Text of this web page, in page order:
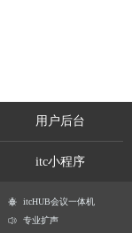
用户后台
itc小程序
itcHUB会议一体机
专业扩声